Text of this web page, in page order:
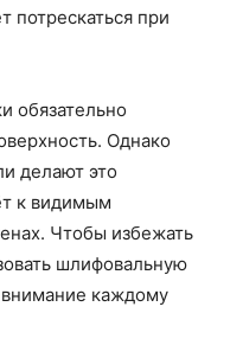
потрескаться при
обязательно
Однако
делают это
к видимым
Чтобы избежать
шлифовальную
внимание каждому